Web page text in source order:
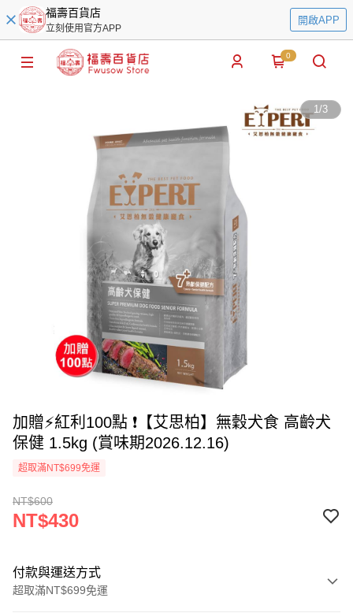
福壽百貨店
立刻使用官方APP
開啟APP
0
1/3
加贈⚡紅利100點 ❗【艾思柏】無穀犬食 高齡犬
保健 1.5kg (賞味期2026.12.16)
超取滿NT$699免運
NT$600
NT$430
付款與運送方式
超取滿NT$699免運